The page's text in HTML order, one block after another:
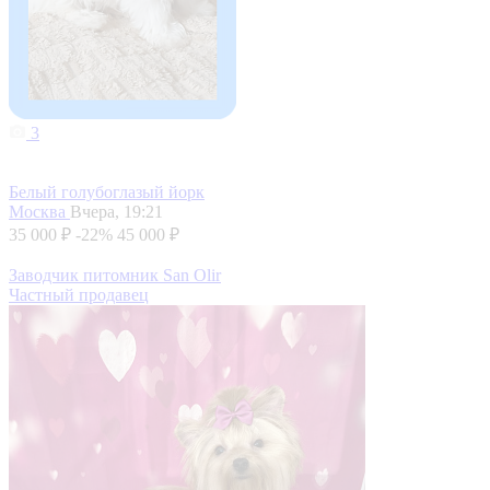
3
Белый голубоглазый йорк
Москва Вчера, 19:21
35 000 ₽ -22% 45 000 ₽
Заводчик питомник San Olir
Частный продавец